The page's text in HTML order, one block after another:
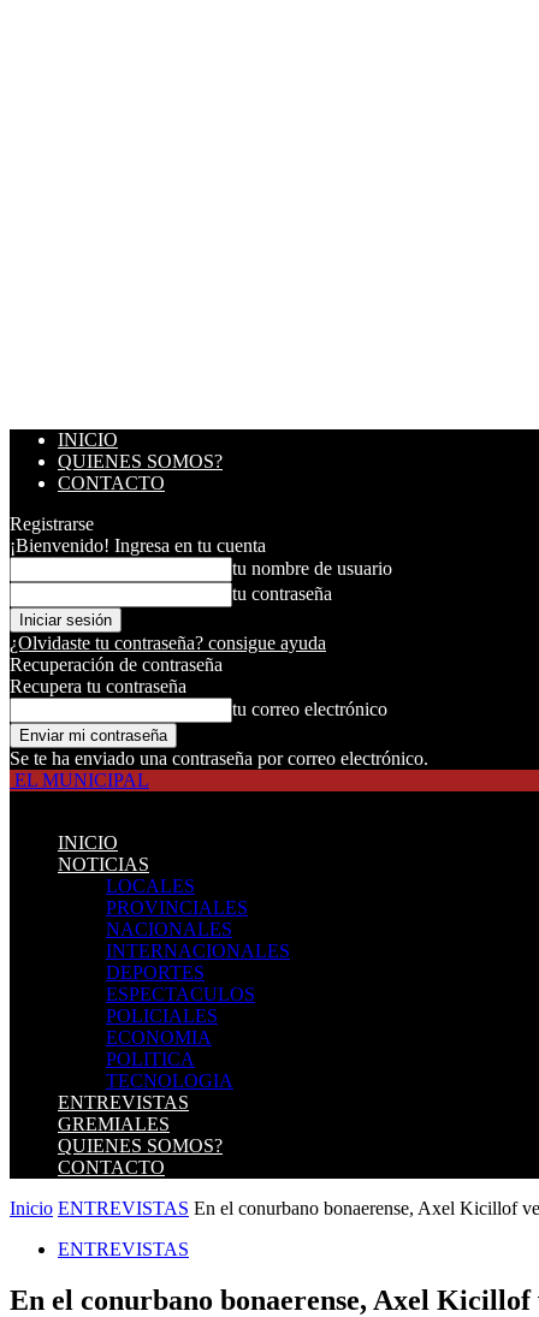
INICIO
QUIENES SOMOS?
CONTACTO
Registrarse
¡Bienvenido! Ingresa en tu cuenta
tu nombre de usuario
tu contraseña
¿Olvidaste tu contraseña? consigue ayuda
Recuperación de contraseña
Recupera tu contraseña
tu correo electrónico
Se te ha enviado una contraseña por correo electrónico.
EL MUNICIPAL
INICIO
NOTICIAS
LOCALES
PROVINCIALES
NACIONALES
INTERNACIONALES
DEPORTES
ESPECTACULOS
POLICIALES
ECONOMIA
POLITICA
TECNOLOGIA
ENTREVISTAS
GREMIALES
QUIENES SOMOS?
CONTACTO
Inicio ENTREVISTAS En el conurbano bonaerense, Axel Kicillof
ENTREVISTAS
En el conurbano bonaerense, Axel